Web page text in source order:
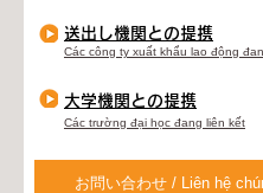
送出し機関との提携
Các công ty xuất khẩu lao động
大学機関との提携
Các trường đại học đang liên kết
お問い合わせ / Liên hệ